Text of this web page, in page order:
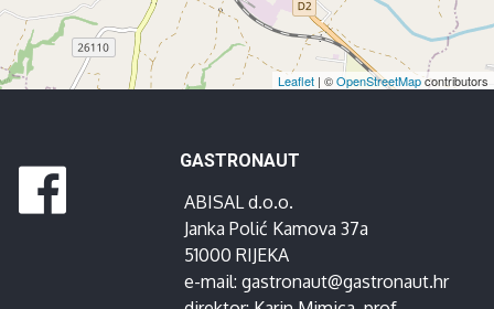
Leaflet | ©OpenStreetMapcontributors
GASTRONAUT
ABISAL d.o.o.
Janka Polić Kamova 37a
51000 RIJEKA
e-mail: gastronaut@gastronaut.hr